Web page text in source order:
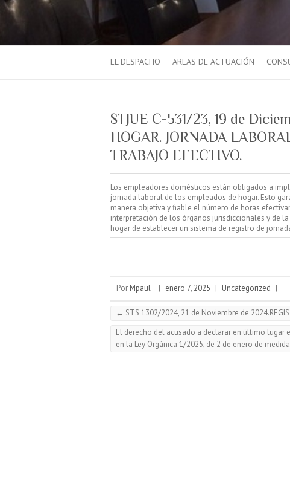
EL DESPACHO AREAS DE ACTUACIÓN
STJUE C-531/23, 19 de
HOGAR. JORNADA
TRABAJO EFECTIVO.
Los empleadores domésticos están obligados a
jornada laboral de los empleados de hogar. Esto
manera objetiva y fiable el número de horas
interpretación de los órganos jurisdiccionales y de
hogar de establecer un sistema de registro de
Por Mpaul | enero 7, 2025 | Uncategorized |
← STS 1302/2024, 21 de Noviembre de
El derecho del acusado a declarar en último lugar
en la Ley Orgánica 1/2025, de 2 de enero de